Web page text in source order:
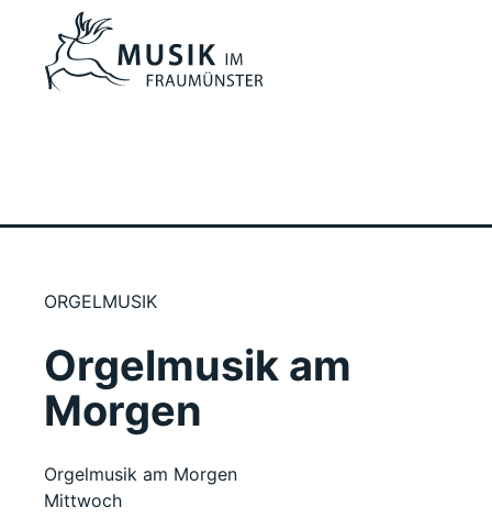
ORGELMUSIK
Orgelmusik am
Morgen
Orgelmusik am Morgen
Mittwoch